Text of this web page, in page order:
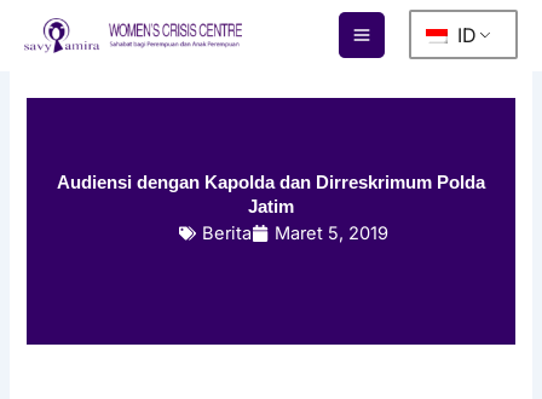
Lewati
ID
Audiensi dengan Kapolda dan Dirreskrimum Polda
Jatim
Berita Maret 5, 2019